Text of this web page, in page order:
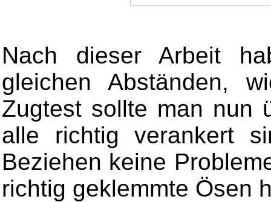
Nach dieser Arbeit
gleichen Abständen,
Zugtest sollte man nun
alle richtig verankert
Beziehen keine
richtig geklemmte Ösen